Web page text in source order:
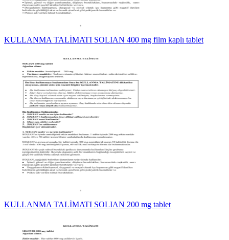
KULLANMA TALİMATI SOLIAN 400 mg film kaplı tablet
KULLANMA TALİMATI SOLIAN 200 mg tablet